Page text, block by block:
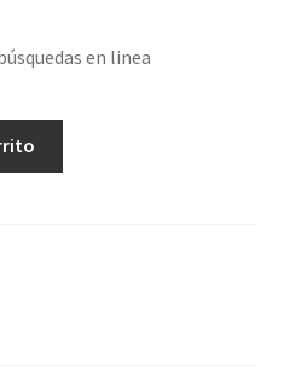
en linea